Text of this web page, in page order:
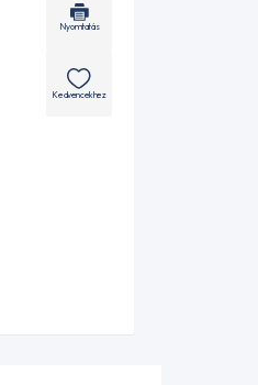
Nyomtatás
Kedvencekhez